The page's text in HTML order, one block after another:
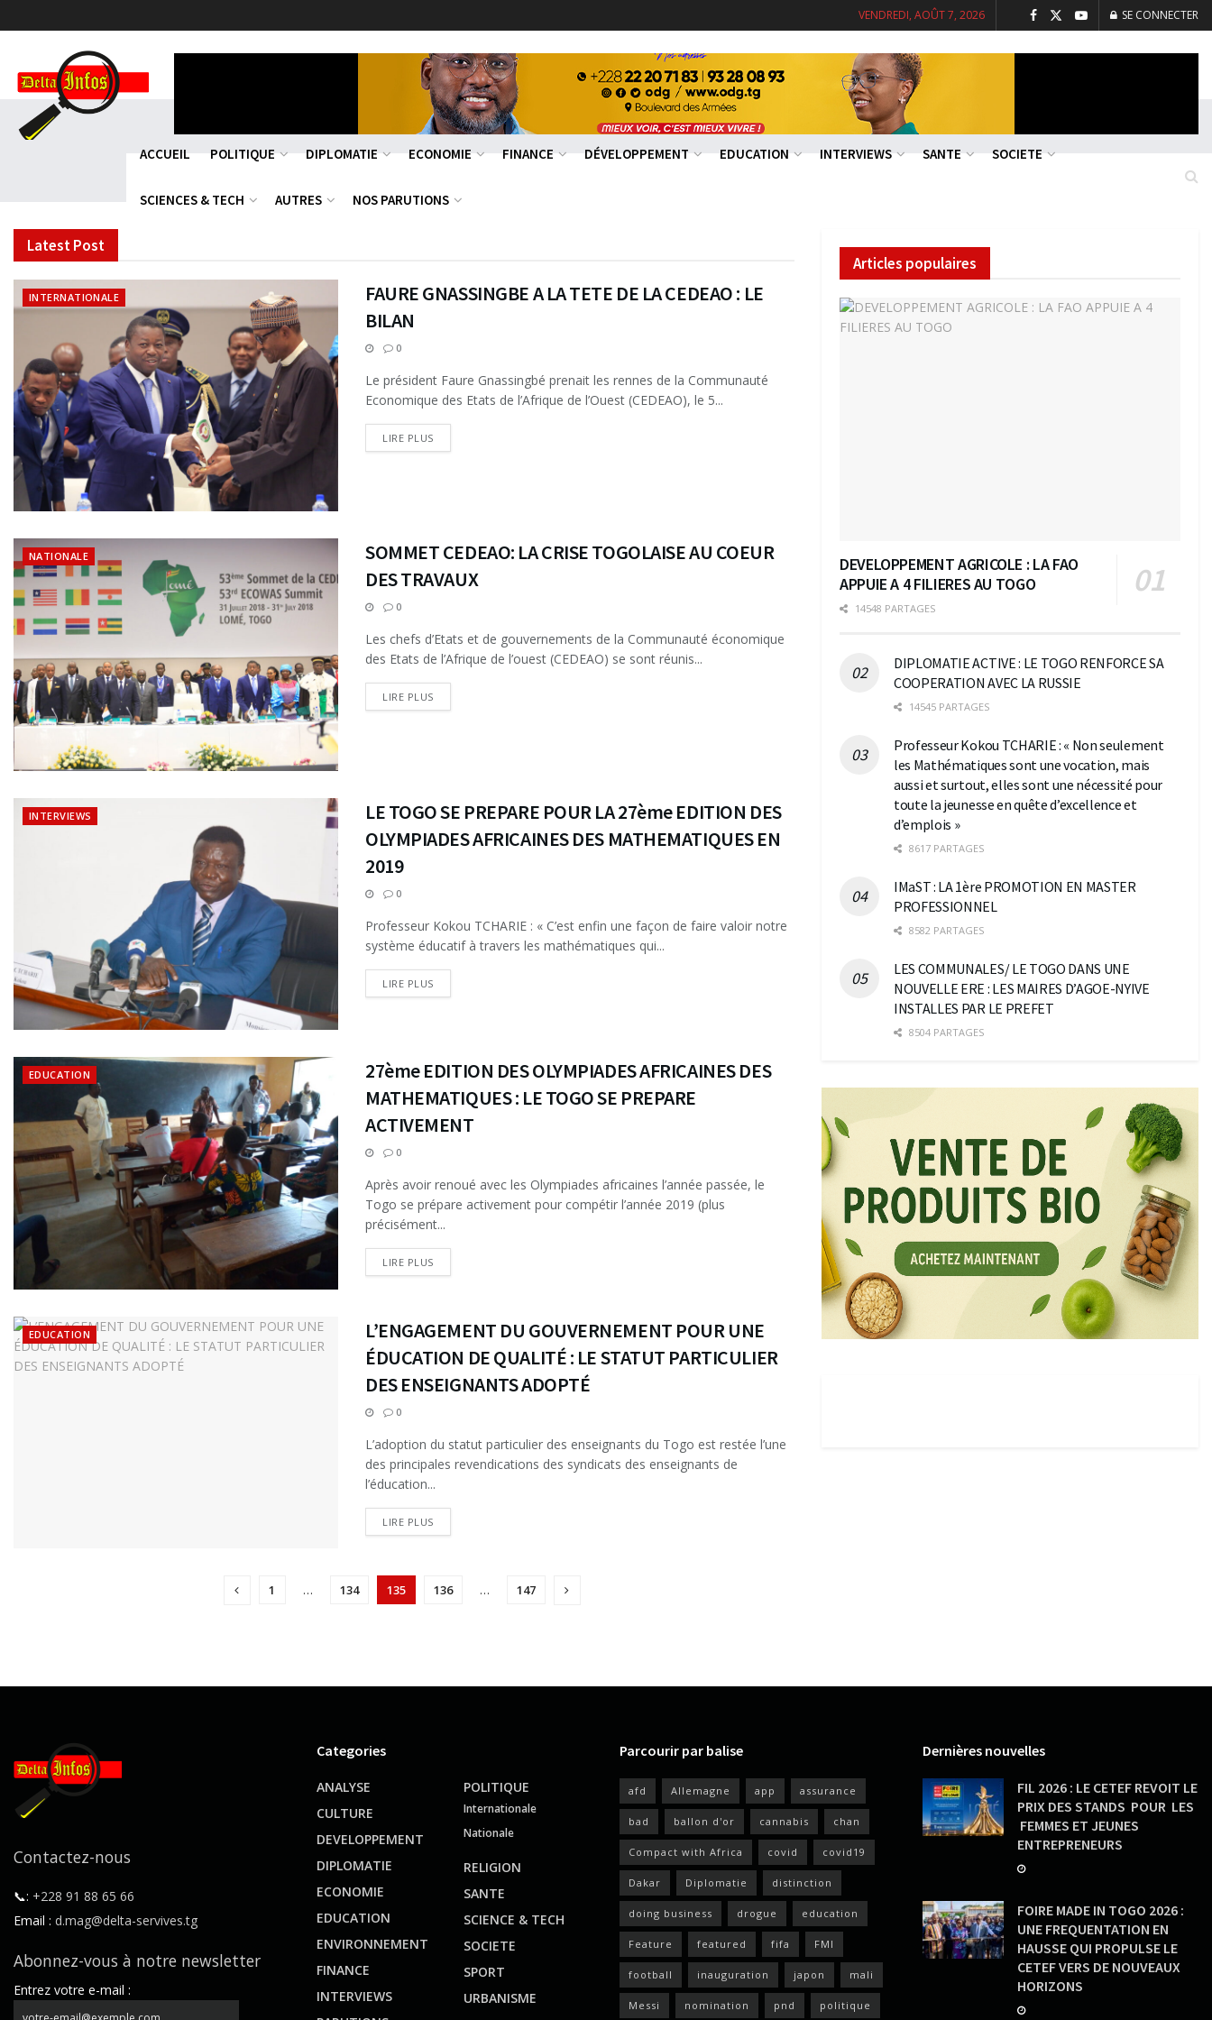
VENDREDI, AOÛT 7, 2026 SE CONNECTER
DeltaInfos
ACCUEIL POLITIQUE DIPLOMATIE ECONOMIE FINANCE DÉVELOPPEMENT EDUCATION INTERVIEWS SANTE SOCIETE
SCIENCES & TECH AUTRES NOS PARUTIONS
Latest Post
INTERNATIONALE
FAURE GNASSINGBE A LA TETE DE LA CEDEAO : LE
BILAN
0
Le président Faure Gnassingbé prenait les rennes de la Communauté
Economique des Etats de l’Afrique de l’Ouest (CEDEAO), le 5...
LIRE PLUSDETAILS
NATIONALE
SOMMET CEDEAO: LA CRISE TOGOLAISE AU COEUR
DES TRAVAUX
0
Les chefs d’Etats et de gouvernements de la Communauté économique
des Etats de l’Afrique de l’ouest (CEDEAO) se sont réunis...
LIRE PLUSDETAILS
INTERVIEWS
LE TOGO SE PREPARE POUR LA 27ème EDITION DES
OLYMPIADES AFRICAINES DES MATHEMATIQUES EN
2019
0
Professeur Kokou TCHARIE : « C’est enfin une façon de faire valoir notre
système éducatif à travers les mathématiques qui...
LIRE PLUSDETAILS
EDUCATION
27ème EDITION DES OLYMPIADES AFRICAINES DES
MATHEMATIQUES : LE TOGO SE PREPARE
ACTIVEMENT
0
Après avoir renoué avec les Olympiades africaines l’année passée, le
Togo se prépare activement pour compétir l’année 2019 (plus
précisément...
LIRE PLUSDETAILS
EDUCATION
L’ENGAGEMENT DU GOUVERNEMENT POUR UNE
ÉDUCATION DE QUALITÉ : LE STATUT PARTICULIER
DES ENSEIGNANTS ADOPTÉ
0
L’adoption du statut particulier des enseignants du Togo est restée l’une
des principales revendications des syndicats des enseignants de
l’éducation...
LIRE PLUSDETAILS
1 … 134 135 136 … 147
Articles populaires
DEVELOPPEMENT AGRICOLE : LA FAO
APPUIE A 4 FILIERES AU TOGO
14548 PARTAGES
DIPLOMATIE ACTIVE : LE TOGO RENFORCE SA
COOPERATION AVEC LA RUSSIE
14545 PARTAGES
Professeur Kokou TCHARIE : « Non seulement
les Mathématiques sont une vocation, mais
aussi et surtout, elles sont une nécessité pour
toute la jeunesse en quête d’excellence et
d’emplois »
8617 PARTAGES
IMaST : LA 1ère PROMOTION EN MASTER
PROFESSIONNEL
8582 PARTAGES
LES COMMUNALES/ LE TOGO DANS UNE
NOUVELLE ERE : LES MAIRES D’AGOE-NYIVE
INSTALLES PAR LE PREFET
8504 PARTAGES
Contactez-nous
📞: +228 91 88 65 66
Email : d.mag@delta-servives.tg
Abonnez-vous à notre newsletter
Entrez votre e-mail :
Categories
ANALYSE
CULTURE
DEVELOPPEMENT
DIPLOMATIE
ECONOMIE
EDUCATION
ENVIRONNEMENT
FINANCE
INTERVIEWS
POLITIQUE
Internationale
Nationale
RELIGION
SANTE
SCIENCE & TECH
SOCIETE
SPORT
URBANISME
Parcourir par balise
afd Allemagne app assurance
bad ballon d'or cannabis chan
Compact with Africa covid covid19
Dakar Diplomatie distinction
doing business drogue education
Feature featured fifa FMI
football inauguration japon mali
Messi nomination pnd politique
Dernières nouvelles
FIL 2026 : LE CETEF REVOIT LE
PRIX DES STANDS POUR LES
FEMMES ET JEUNES
ENTREPRENEURS
FOIRE MADE IN TOGO 2026 :
UNE FREQUENTATION EN
HAUSSE QUI PROPULSE LE
CETEF VERS DE NOUVEAUX
HORIZONS